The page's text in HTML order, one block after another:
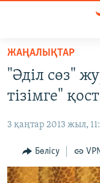
Skip
main
content
to
Navigation
Skip
ЖАҢАЛЫҚТАР
САЯСАТ
ҚАҢТАР ОҚИҒАСЫ
АДАМ
ӘЛЕУМЕТ
ЖАҢАЛЫҚТАР
"Әділ сөз"
тізімге"
3 қаңтар 2013 жыл,
Бөлісу